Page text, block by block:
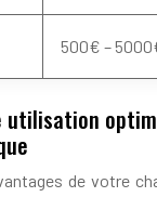
500€ –
utilisation
de votre